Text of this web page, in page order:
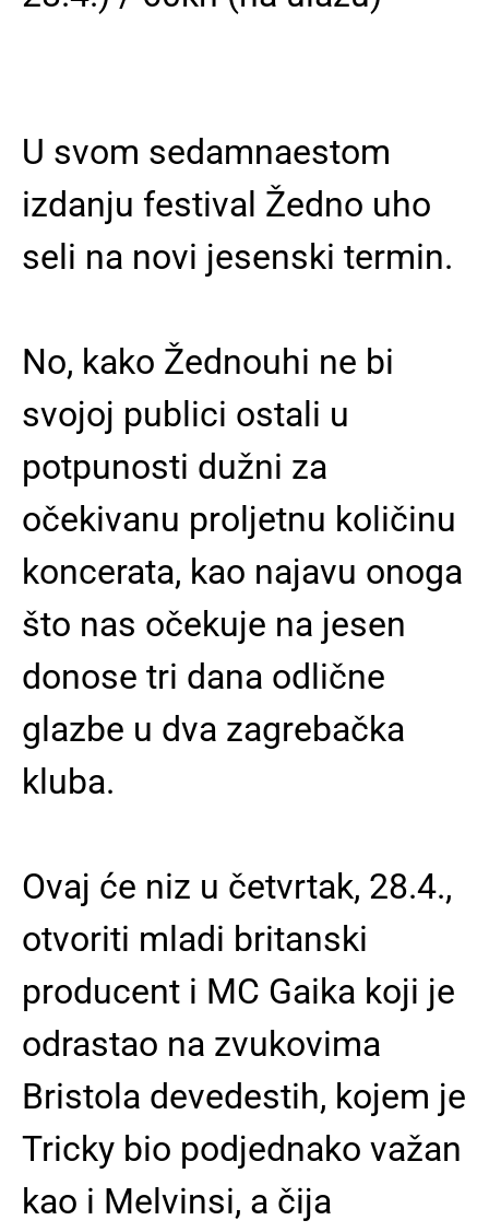
U svom sedamnaestom
izdanju festival Žedno uho
seli na novi jesenski termin.
No, kako Žednouhi ne bi
svojoj publici ostali u
potpunosti dužni za
očekivanu proljetnu količinu
koncerata, kao najavu onoga
što nas očekuje na jesen
donose tri dana odlične
glazbe u dva zagrebačka
kluba.
Ovaj će niz u četvrtak, 28.4.,
otvoriti mladi britanski
producent i MC Gaika koji je
odrastao na zvukovima
Bristola devedestih, kojem je
Tricky bio podjednako važan
kao i Melvinsi, a čija